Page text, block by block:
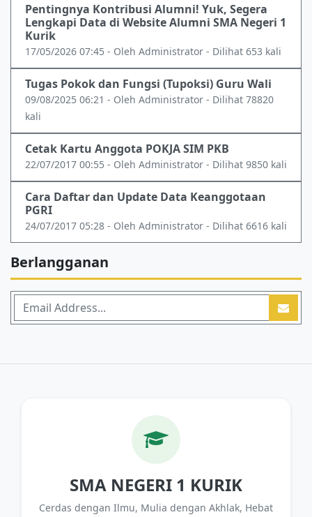
Pentingnya Kontribusi Alumni! Yuk, Segera
Lengkapi Data di Website Alumni SMA Negeri 1
Kurik
17/05/2026 07:45 - Oleh Administrator - Dilihat 653 kali
Tugas Pokok dan Fungsi (Tupoksi) Guru Wali
09/08/2025 06:21 - Oleh Administrator - Dilihat 78820
kali
Cetak Kartu Anggota POKJA SIM PKB
22/07/2017 00:55 - Oleh Administrator - Dilihat 9850 kali
Cara Daftar dan Update Data Keanggotaan
PGRI
24/07/2017 05:28 - Oleh Administrator - Dilihat 6616 kali
Berlangganan
SMA NEGERI 1 KURIK
Cerdas dengan Ilmu, Mulia dengan Akhlak, Hebat